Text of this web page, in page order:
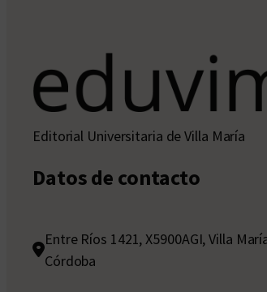
Editorial Universitaria de Villa María
Datos de contacto
Entre Ríos 1421, X5900AGI, Villa
Córdoba